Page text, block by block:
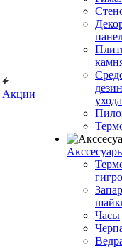
Акции
ухода
Часы